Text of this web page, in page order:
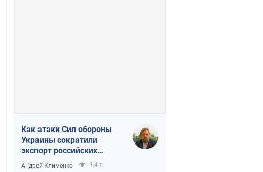
Как атаки Сил обороны
Украины сократили
экспорт российских
нефтепродуктов
Андрей Клименко 1,4 т.